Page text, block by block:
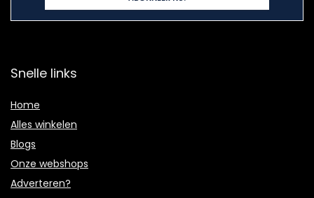
Snelle links
Home
Alles winkelen
Blogs
Onze webshops
Adverteren?